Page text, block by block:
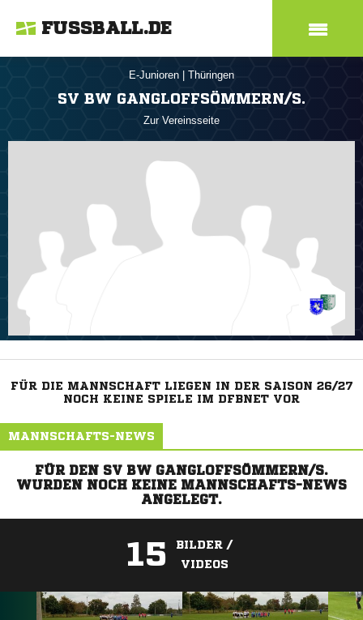
FUSSBALL.DE
E-Junioren Thüringen
SV BW GANGLOFFSÖMMERN/S.
Zur Vereinsseite
FÜR DIE MANNSCHAFT LIEGEN IN DER SAISON 26/27
NOCH KEINE SPIELE IM DFBNET VOR
MANNSCHAFTS-NEWS
FÜR DEN SV BW GANGLOFFSÖMMERN/S.
WURDEN NOCH KEINE MANNSCHAFTS-NEWS
ANGELEGT.
15
BILDER /
VIDEOS